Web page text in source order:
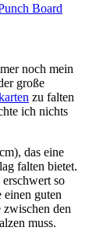
Board
noch mein
große
zu falten
ich nichts
das eine
falten bietet.
so
guten
den
muss.